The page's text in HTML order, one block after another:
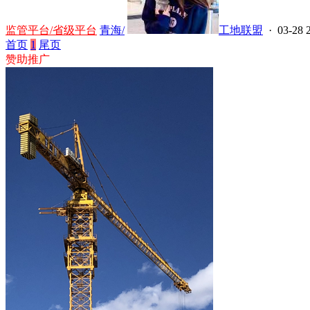
监管平台/省级平台 青海/ 工地联盟 · 03-28
首页 1 尾页
赞助推广